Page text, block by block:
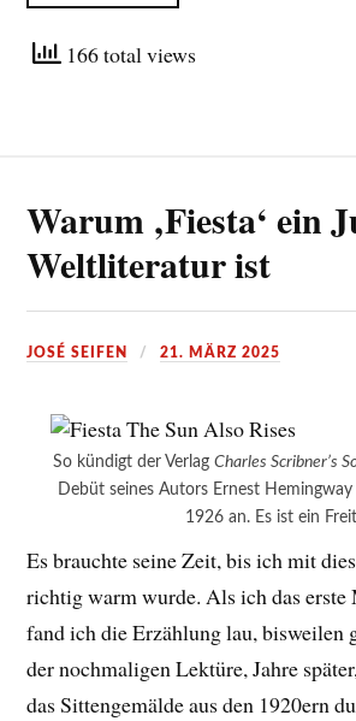
166 total views
Warum ‚Fiesta‘ ein
Weltliteratur ist
JOSÉ SEIFEN 21. MÄRZ 2025
So kündigt der Verlag Charles Scribner’s
Debüt seines Autors Ernest
1926 an. Es ist ein
Es brauchte seine Zeit, bis ich mit
richtig warm wurde. Als ich das
fand ich die Erzählung lau, bisweilen
der nochmaligen Lektüre, Jahre
das Sittengemälde aus den 1920ern